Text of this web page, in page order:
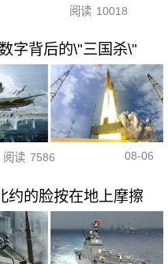
阅读 10018
字背后的\"三国杀\"
阅读 7586 08-06
约的脸按在地上摩擦